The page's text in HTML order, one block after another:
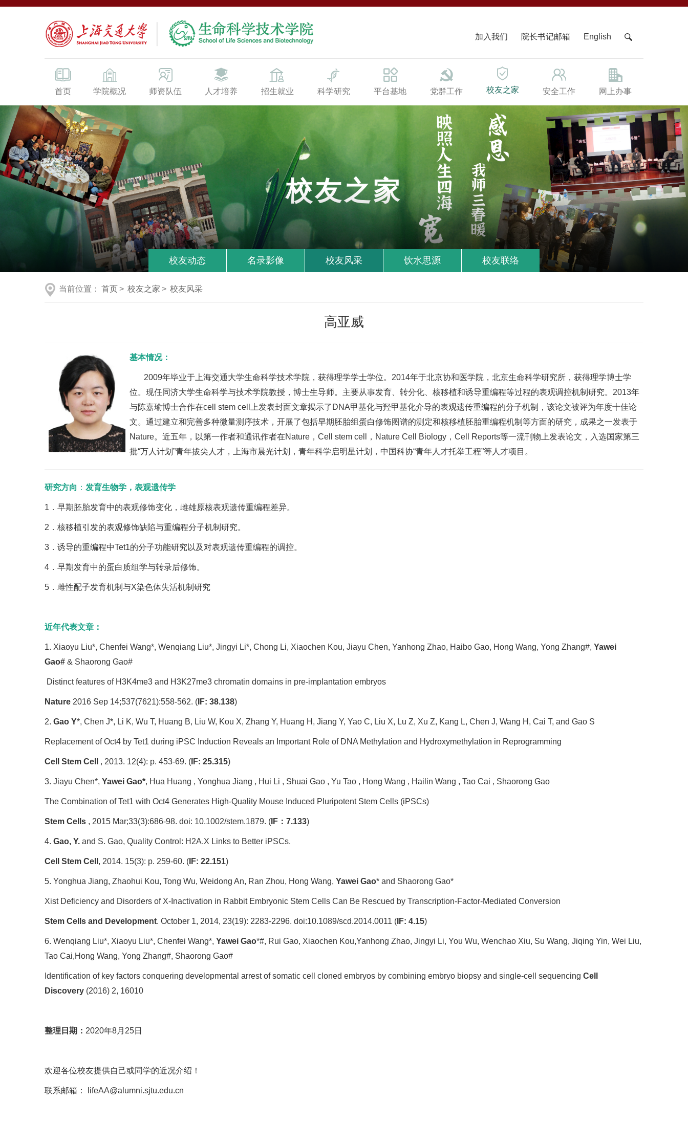
加入我们 院长书记邮箱 English
首页 学院概况 师资队伍 人才培养 招生就业 科学研究 平台基地 党群工作 校友之家 安全工作 网上办事
校友之家
校友动态 名录影像 校友风采 饮水思源 校友联络
当前位置： 首页> 校友之家 > 校友风采
高亚威
基本情况：
2009年毕业于上海交通大学生命科学技术学院，获得理学学士学位。2014年于北京协和医学院，北京生命科学研究所，获得理学博士学
位。现任同济大学生命科学与技术学院教授，博士生导师。主要从事发育、转分化、核移植和诱导重编程等过程的表观调控机制研究。2013年
与陈嘉瑜博士合作在cell stem cell上发表封面文章揭示了DNA甲基化与羟甲基化介导的表观遗传重编程的分子机制，该论文被评为年度十佳论
文。通过建立和完善多种微量测序技术，开展了包括早期胚胎组蛋白修饰图谱的测定和核移植胚胎重编程机制等方面的研究，成果之一发表于
Nature。近五年，以第一作者和通讯作者在Nature，Cell stem cell，Nature Cell Biology，Cell Reports等一流刊物上发表论文，入选国家第三
批“万人计划”青年拔尖人才，上海市晨光计划，青年科学启明星计划，中国科协“青年人才托举工程”等人才项目。
研究方向 ： 发育生物学，表观遗传学
1．早期胚胎发育中的表观修饰变化，雌雄原核表观遗传重编程差异。
2．核移植引发的表观修饰缺陷与重编程分子机制研究。
3．诱导的重编程中Tet1的分子功能研究以及对表观遗传重编程的调控。
4．早期发育中的蛋白质组学与转录后修饰。
5．雌性配子发育机制与X染色体失活机制研究
近年代表文章：
1. Xiaoyu Liu*, Chenfei Wang*, Wenqiang Liu*, Jingyi Li*, Chong Li, Xiaochen Kou, Jiayu Chen, Yanhong Zhao, Haibo Gao, Hong Wang, Yong Zhang#, Yawei
Gao# & Shaorong Gao#
Distinct features of H3K4me3 and H3K27me3 chromatin domains in pre-implantation embryos
Nature 2016 Sep 14;537(7621):558-562. ( IF: 38.138)
2. Gao Y*, Chen J*, Li K, Wu T, Huang B, Liu W, Kou X, Zhang Y, Huang H, Jiang Y, Yao C, Liu X, Lu Z, Xu Z, Kang L, Chen J, Wang H, Cai T, and Gao S
Replacement of Oct4 by Tet1 during iPSC Induction Reveals an Important Role of DNA Methylation and Hydroxymethylation in Reprogramming
Cell Stem Cell , 2013. 12(4): p. 453-69. ( IF: 25.315)
3. Jiayu Chen*, Yawei Gao*, Hua Huang , Yonghua Jiang , Hui Li , Shuai Gao , Yu Tao , Hong Wang , Hailin Wang , Tao Cai , Shaorong Gao
The Combination of Tet1 with Oct4 Generates High-Quality Mouse Induced Pluripotent Stem Cells (iPSCs)
Stem Cells , 2015 Mar;33(3):686-98. doi: 10.1002/stem.1879. ( IF：7.133)
4. Gao, Y. and S. Gao, Quality Control: H2A.X Links to Better iPSCs.
Cell Stem Cell , 2014. 15(3): p. 259-60. ( IF: 22.151)
5. Yonghua Jiang, Zhaohui Kou, Tong Wu, Weidong An, Ran Zhou, Hong Wang, Yawei Gao* and Shaorong Gao*
Xist Deficiency and Disorders of X-Inactivation in Rabbit Embryonic Stem Cells Can Be Rescued by Transcription-Factor-Mediated Conversion
Stem Cells and Development. October 1, 2014, 23(19): 2283-2296. doi:10.1089/scd.2014.0011 ( IF: 4.15)
6. Wenqiang Liu*, Xiaoyu Liu*, Chenfei Wang*, Yawei Gao*#, Rui Gao, Xiaochen Kou,Yanhong Zhao, Jingyi Li, You Wu, Wenchao Xiu, Su Wang, Jiqing Yin, Wei Liu,
Tao Cai,Hong Wang, Yong Zhang#, Shaorong Gao#
Identification of key factors conquering developmental arrest of somatic cell cloned embryos by combining embryo biopsy and single-cell sequencing Cell
Discovery (2016) 2, 16010
整理日期： 2020年8月25日
欢迎各位校友提供自己或同学的近况介绍！
联系邮箱： lifeAA@alumni.sjtu.edu.cn